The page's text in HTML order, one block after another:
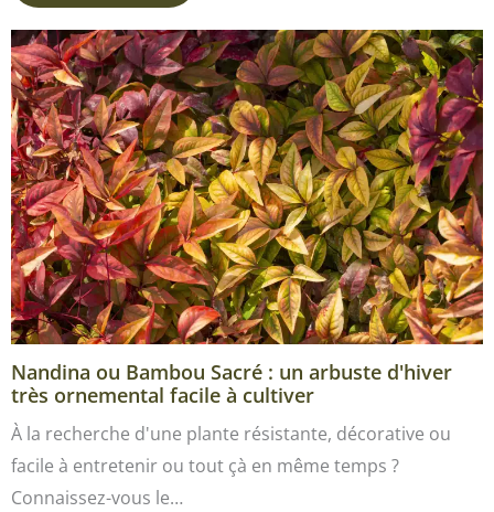
Nandina ou Bambou Sacré : un arbuste d'hiver
très ornemental facile à cultiver
À la recherche d'une plante résistante, décorative ou
facile à entretenir ou tout çà en même temps ?
Connaissez-vous le…